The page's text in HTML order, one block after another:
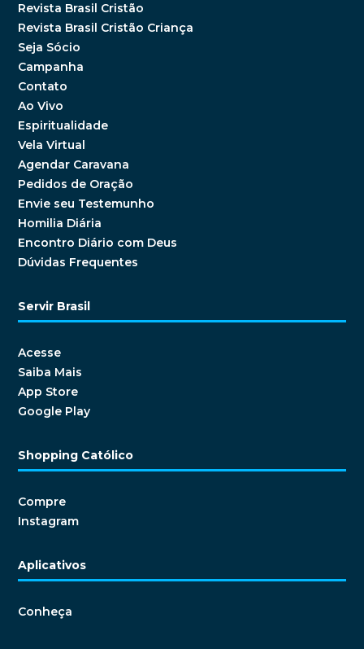
Revista Brasil Cristão
Revista Brasil Cristão Criança
Seja Sócio
Campanha
Contato
Ao Vivo
Espiritualidade
Vela Virtual
Agendar Caravana
Pedidos de Oração
Envie seu Testemunho
Homilia Diária
Encontro Diário com Deus
Dúvidas Frequentes
Servir Brasil
Acesse
Saiba Mais
App Store
Google Play
Shopping Católico
Compre
Instagram
Aplicativos
Conheça